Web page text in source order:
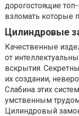
дорогостоящие
взломать которые
Цилиндровые
Качественные
от
вскрытия.
их создании,
Слабина этих
умственным
Цилиндровый